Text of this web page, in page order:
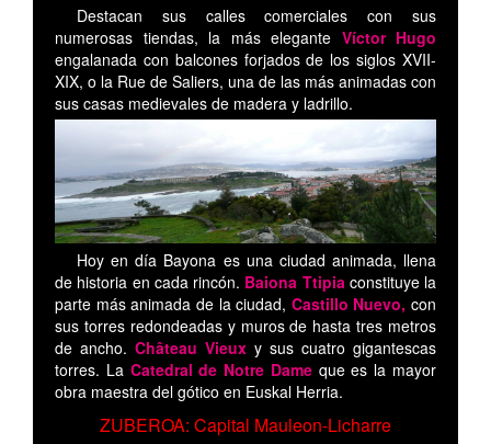
Destacan sus calles comerciales con sus
numerosas tiendas, la más elegante Víctor Hugo
engalanada con balcones forjados de los siglos XVII-
XIX, o la Rue de Saliers, una de las más animadas con
sus casas medievales de madera y ladrillo.
Hoy en día Bayona es una ciudad animada, llena
de historia en cada rincón. Baiona Ttipia constituye la
parte más animada de la ciudad, Castillo Nuevo, con
sus torres redondeadas y muros de hasta tres metros
de ancho. Château Vieux y sus cuatro gigantescas
torres. La Catedral de Notre Dame que es la mayor
obra maestra del gótico en Euskal Herria.
ZUBEROA: Capital Mauleon-Licharre